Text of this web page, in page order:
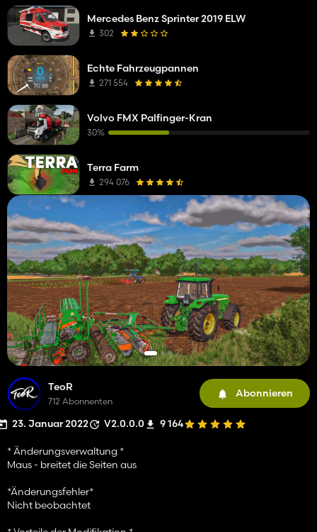
TeoR
712 Abonnenten
Abonnieren
23. Januar 2022 V2.0.0.0 9 164
* Änderungsverwaltung *
Maus - breitet die Seiten aus
*Änderungsfehler*
Nicht beobachtet
Mercedes Benz Sprinter 2019 ELW
302
Echte Fahrzeugpannen
271 554
Volvo FMX Palfinger-Kran
30%
Terra Farm
294 076